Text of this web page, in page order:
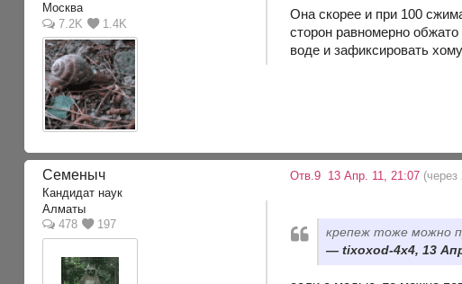
Москва
7.2K
1.4K
Она скорее и при 100
сторон равномерно
воде и зафиксировать
Семеныч
Кандидат наук
Алматы
478
197
Отв.9 13 Апр. 11, 21:07
крепеж тоже можно
tixoxod-4x4, 13